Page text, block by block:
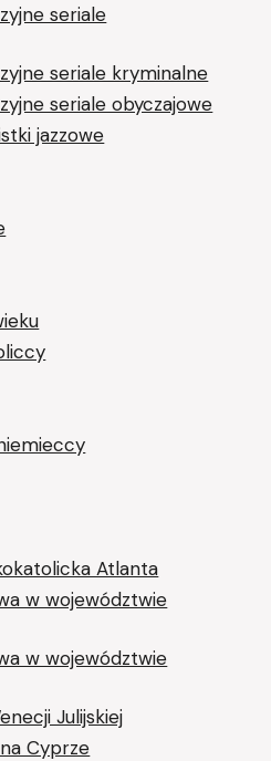
seriale
seriale kryminalne
seriale obyczajowe
jazzowe
Atlanta
w województwie
w województwie
Julijskiej
Cyprze